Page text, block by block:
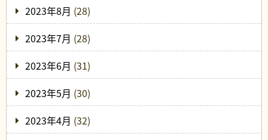
2023年8月 (28)
2023年7月 (28)
2023年6月 (31)
2023年5月 (30)
2023年4月 (32)